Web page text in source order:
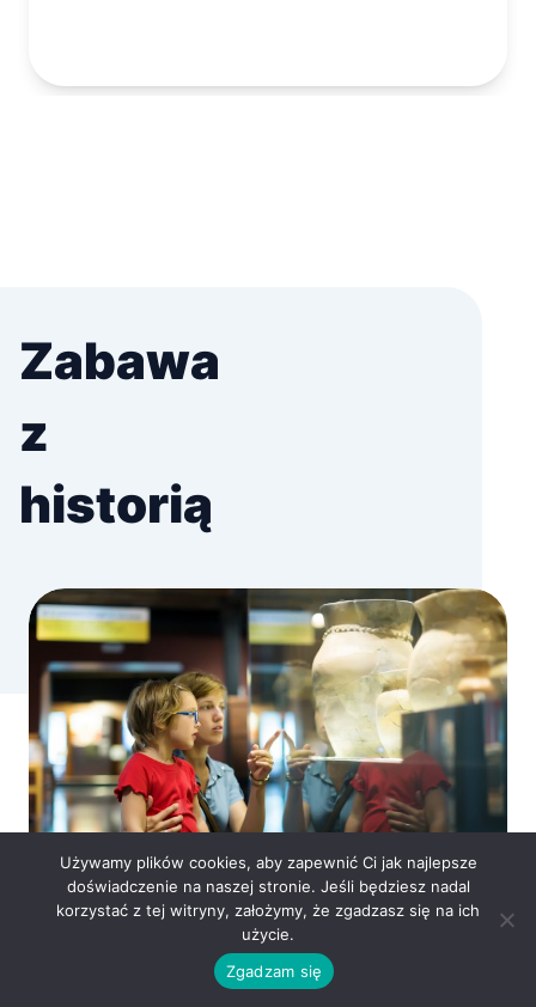
Zabawa
z
historią
Muzea na Mazowszu – jakie warto
Używamy plików cookies, aby zapewnić Ci jak najlepsze
doświadczenie na naszej stronie. Jeśli będziesz nadal
korzystać z tej witryny, założymy, że zgadzasz się na ich
użycie.
Zgadzam się